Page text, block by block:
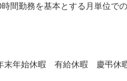
勤務を基本とする月単位で
年始休暇 有給休暇 慶弔休